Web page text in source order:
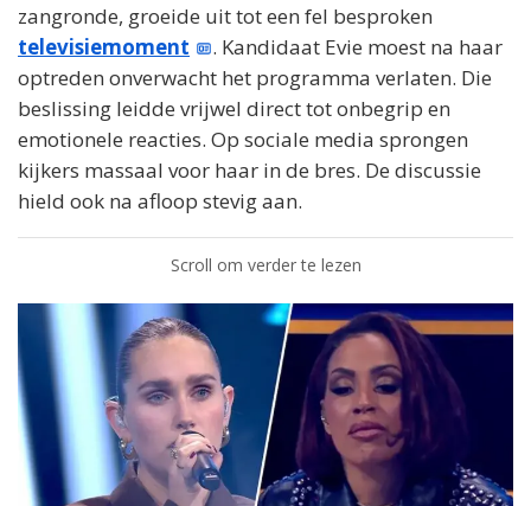
zangronde, groeide uit tot een fel besproken
televisiemoment
. Kandidaat Evie moest na haar
optreden onverwacht het programma verlaten. Die
beslissing leidde vrijwel direct tot onbegrip en
emotionele reacties. Op sociale media sprongen
kijkers massaal voor haar in de bres. De discussie
hield ook na afloop stevig aan.
Scroll om verder te lezen